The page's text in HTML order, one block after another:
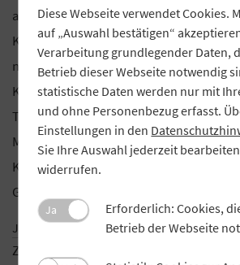
als Vorbild für das indische Gesetz für
Kreditgenossenschaften von 1904.
novellierter Form auch in anderen
Kolonialreichs übernommen, zum
Tansania und Nigeria. 1946 wurde es als
Modellgenossenschaftsgesetz der
Kolonialverwaltung in allen von England
Gebieten empfohlen.
Japan
Zwei hohe japanische Beamte, die
Diese Webseite verwendet Cookies.
auf „Auswahl bestätigen“
Verarbeitung grundlegender Daten,
Betrieb dieser Webseite notwendig
statistische Daten werden nur mit
und ohne Personenbezug erfasst.
Einstellungen in den
Sie Ihre Auswahl jederzeit
widerrufen.
Ja
Erforderlich: Cookies,
Betrieb der Webseite